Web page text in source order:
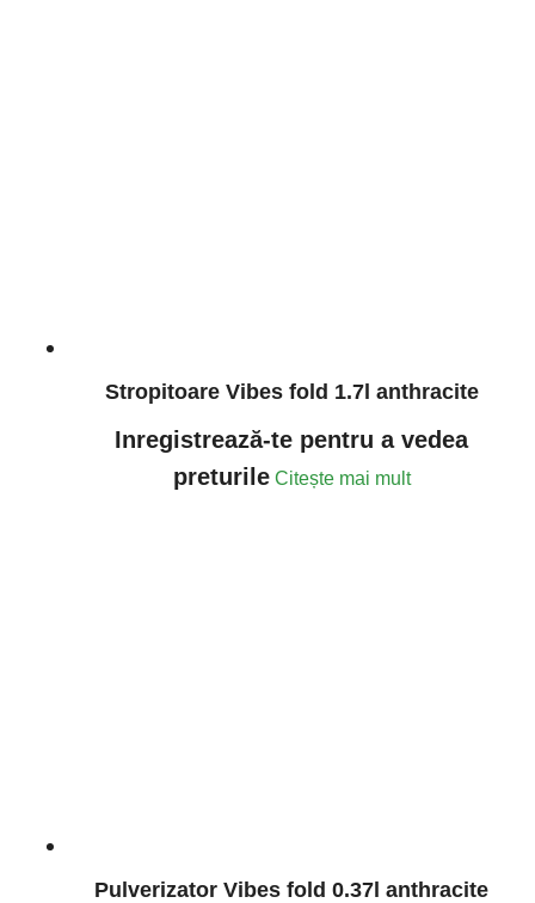
Stropitoare Vibes fold 1.7l anthracite
Inregistrează-te pentru a vedea
preturile Citește mai mult
Pulverizator Vibes fold 0.37l anthracite